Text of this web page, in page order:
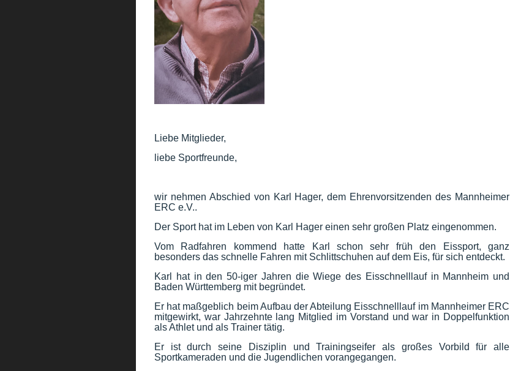
Liebe Mitglieder,
liebe Sportfreunde,
wir nehmen Abschied von Karl Hager, dem Ehrenvorsitzenden des Mannheimer
ERC e.V..
Der Sport hat im Leben von Karl Hager einen sehr großen Platz eingenommen.
Vom Radfahren kommend hatte Karl schon sehr früh den Eissport, ganz
besonders das schnelle Fahren mit Schlittschuhen auf dem Eis, für sich entdeckt.
Karl hat in den 50-iger Jahren die Wiege des Eisschnelllauf in Mannheim und
Baden Württemberg mit begründet.
Er hat maßgeblich beim Aufbau der Abteilung Eisschnelllauf im Mannheimer ERC
mitgewirkt, war Jahrzehnte lang Mitglied im Vorstand und war in Doppelfunktion
als Athlet und als Trainer tätig.
Er ist durch seine Disziplin und Trainingseifer als großes Vorbild für alle
Sportkameraden und die Jugendlichen vorangegangen.